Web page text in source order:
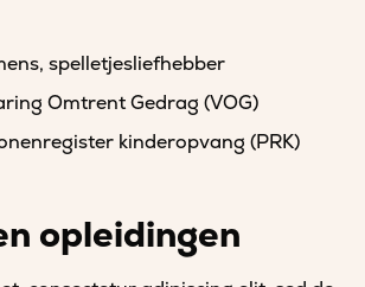
spelletjesliefhebber
Omtrent Gedrag (VOG)
kinderopvang (PRK)
opleidingen